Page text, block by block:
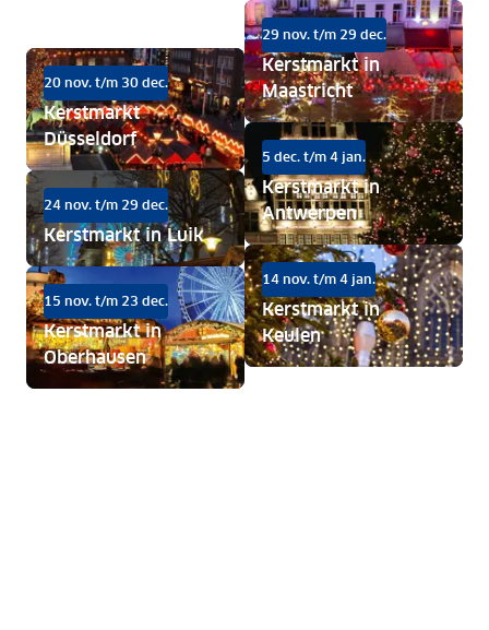
20 nov. t/m 30 dec.
Kerstmarkt
Düsseldorf
24 nov. t/m 29 dec.
Kerstmarkt in Luik
15 nov. t/m 23 dec.
Kerstmarkt in
Oberhausen
29 nov. t/m 29 dec.
Kerstmarkt in
Maastricht
5 dec. t/m 4 jan.
Kerstmarkt in
Antwerpen
14 nov. t/m 4 jan.
Kerstmarkt in
Keulen